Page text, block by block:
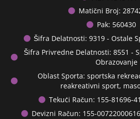
Matični Broj:
Pak: 560430
Šifra Delatnosti: 9319 - Ostale
Šifra Privredne Delatnosti: 8551 -
Obrazovanje
Oblast Sporta: sportska
reakreativni sport,
Tekući Račun: 155-81696-
Devizni Račun: 155-